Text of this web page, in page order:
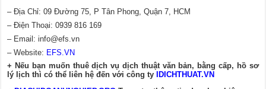
– Địa Chỉ: 09 Đường 75, P Tân Phong, Quận 7, HCM
– Điện Thoại: 0939 816 169
– Email:info@efs.vn
– Website: EFS.VN
+ Nếu bạn muốn thuê dịch vụ dịch thuật văn bản, bằng cấp, hồ sơ
lý lịch thì có thể liên hệ đến với công ty
IDICHTHUAT.VN